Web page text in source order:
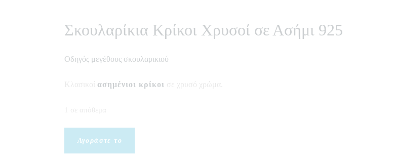
Σκουλαρίκια Κρίκοι Χρυσοί σε Ασήμι 925
Οδηγός μεγέθους σκουλαρικιού
ασημένιοι κρίκοι
Ασημένια
Αγοράστε το